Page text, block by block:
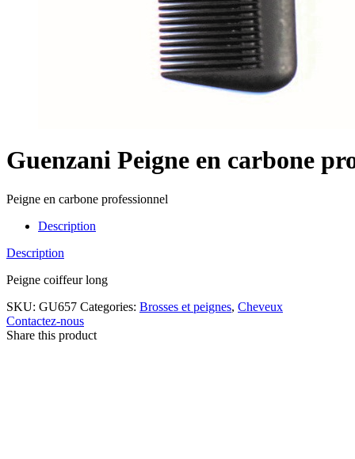
Guenzani Peigne en carbone
Peigne en carbone professionnel
Description
Description
Peigne coiffeur long
SKU: GU657 Categories: Brosses et peignes, Cheveux
Contactez-nous
Share this product